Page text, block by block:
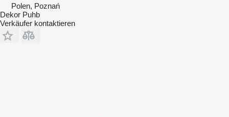
Polen, Poznań
Dekor Puhb
Verkäufer kontaktieren